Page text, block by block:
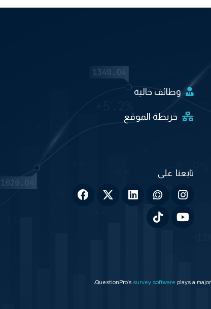
وظائف خالية
خريطة الموقع
QuestionPro’s survey software plays a